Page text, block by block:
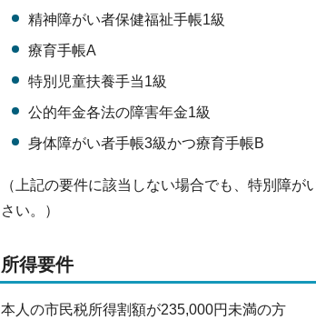
精神障がい者保健福祉手帳1級
療育手帳A
特別児童扶養手当1級
公的年金各法の障害年金1級
身体障がい者手帳3級かつ療育手帳B
（上記の要件に該当しない場合でも、特別障
さい。）
所得要件
本人の市民税所得割額が235,000円未満の方